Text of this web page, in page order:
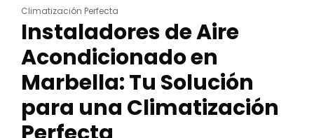
Climatización Perfecta
Instaladores de Aire
Acondicionado en
Marbella: Tu Solución
para una Climatización